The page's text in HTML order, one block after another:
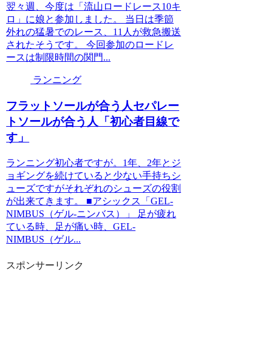
翌々週、今度は「流山ロードレース10キ
ロ」に娘と参加しました。 当日は季節
外れの猛暑でのレース、11人が救急搬送
されたそうです。 今回参加のロードレ
ースは制限時間の関門...
ランニング
フラットソールが合う人セパレー
トソールが合う人「初心者目線で
す」
ランニング初心者ですが。1年、2年とジ
ョギングを続けていると少ない手持ちシ
ューズですがそれぞれのシューズの役割
が出来てきます。 ■アシックス「GEL-
NIMBUS（ゲル-ニンバス）」 足が疲れ
ている時、足が痛い時、GEL-
NIMBUS（ゲル...
スポンサーリンク